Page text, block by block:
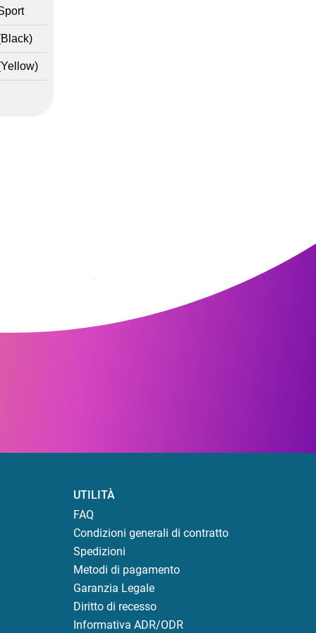
UTILITÀ
FAQ
Condizioni generali di contratto
Spedizioni
Metodi di pagamento
Garanzia Legale
Diritto di recesso
Informativa ADR/ODR